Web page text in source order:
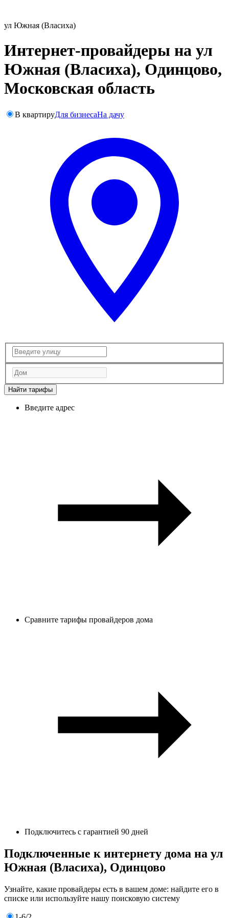
ул Южная (Власиха)
Интернет-провайдеры на ул
Южная (Власиха), Одинцово,
Московская область
В квартируДля бизнесаНа дачу
Найти тарифы
Введите адрес
Сравните тарифы провайдеров дома
Подключитесь с гарантией 90 дней
Подключенные к интернету дома на ул
Южная (Власиха), Одинцово
Узнайте, какие провайдеры есть в вашем доме: найдите его в
списке или используйте нашу поисковую систему